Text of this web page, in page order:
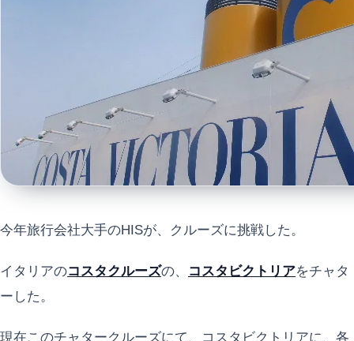
今年旅行会社大手のHISが、クルーズに挑戦した。
イタリアのコスタクルーズの、 コスタビクトリアをチャタ
ーした。
現在このチャタークルーズにて、コスタビクトリアに、各